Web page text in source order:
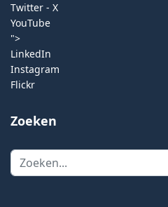
Twitter - X
YouTube
">
LinkedIn
Instagram
Flickr
Zoeken
Zoeken